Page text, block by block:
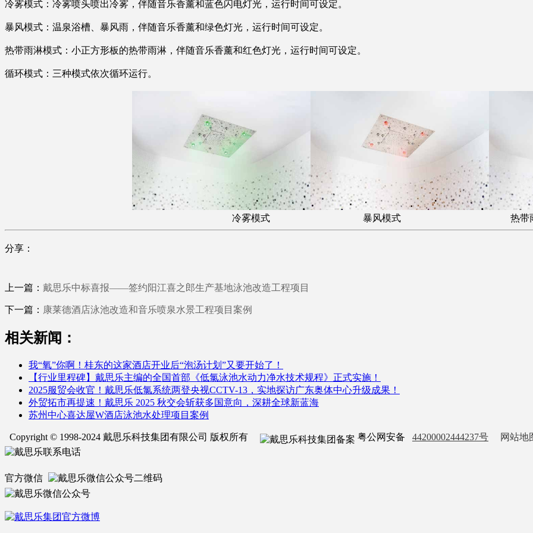
冷雾模式：冷雾喷头喷出冷雾，伴随音乐香薰和蓝色闪电灯光，运行时间可设定。
暴风模式：温泉浴槽、暴风雨，伴随音乐香薰和绿色灯光，运行时间可设定。
热带雨淋模式：小正方形板的热带雨淋，伴随音乐香薰和红色灯光，运行时间可设定。
循环模式：三种模式依次循环运行。
冷雾模式 暴风模式 热带雨淋
分享：
上一篇： 戴思乐中标喜报——签约阳江喜之郎生产基地泳池改造工程项目
下一篇： 康莱德酒店泳池改造和音乐喷泉水景工程项目案例
相关新闻：
我“氧”你啊！桂东的这家酒店开业后“泡汤计划”又要开始了！
【行业里程碑】戴思乐主编的全国首部《低氯泳池水动力净水技术规程》正式实施！
2025服贸会收官！戴思乐低氯系统两登央视CCTV-13，实地探访广东奥体中心升级成果！
外贸拓市再提速！戴思乐 2025 秋交会斩获多国意向，深耕全球新蓝海
苏州中心喜达屋W酒店泳池水处理项目案例
Copyright © 1998-2024 戴思乐科技集团有限公司 版权所有 粤公网安备 44200002444237号 网站地
官方微信